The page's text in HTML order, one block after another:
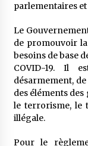
parlementaires
Le
de promouvoir
besoins de base
COVID-19. Il
désarmement,
des éléments
le terrorisme, le
illégale.
Pour le